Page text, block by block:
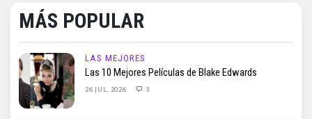
MÁS POPULAR
LAS MEJORES
Las 10 Mejores Películas de Blake Edwards
26 JUL, 2026 3